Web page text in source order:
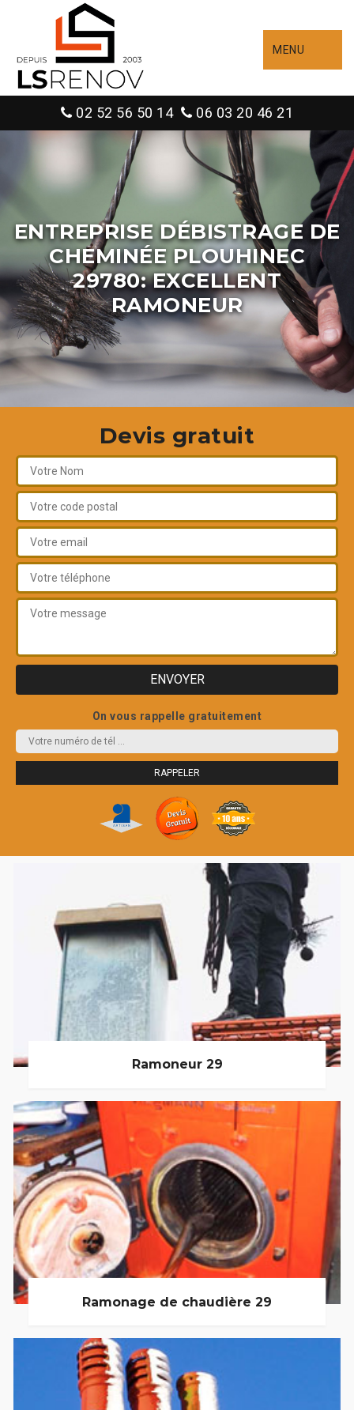
MENU
02 52 56 50 14 06 03 20 46 21
ENTREPRISE DÉBISTRAGE DE
CHEMINÉE PLOUHINEC
29780: EXCELLENT
RAMONEUR
Devis gratuit
On vous rappelle gratuitement
Ramoneur 29
Ramonage de chaudière 29